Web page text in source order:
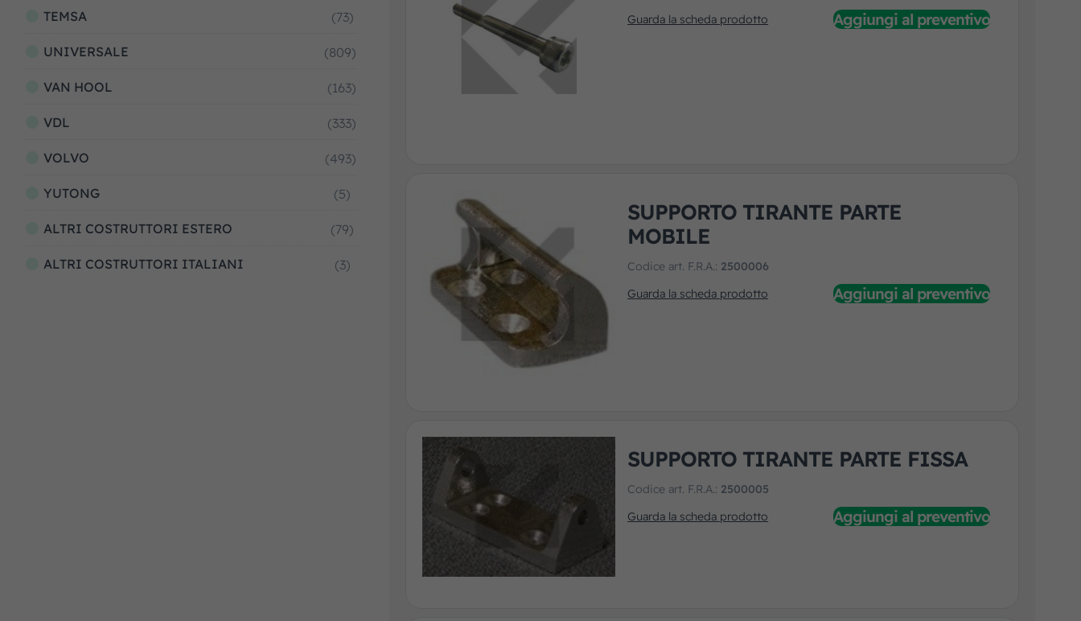
TEMSA (73)
UNIVERSALE (809)
VAN HOOL (163)
VDL (333)
VOLVO (493)
YUTONG (5)
ALTRI COSTRUTTORI ESTERO (79)
ALTRI COSTRUTTORI ITALIANI (3)
Guarda la scheda prodotto
Aggiungi al preventivo
SUPPORTO TIRANTE PARTE
MOBILE
Codice art. F.R.A.: 2500006
Guarda la scheda prodotto
Aggiungi al preventivo
SUPPORTO TIRANTE PARTE FISSA
Codice art. F.R.A.: 2500005
Guarda la scheda prodotto
Aggiungi al preventivo